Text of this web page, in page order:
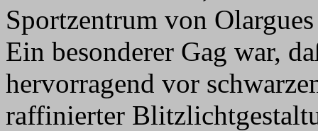
Sportzentrum von
Ein besonderer Gag war,
hervorragend vor
raffinierter